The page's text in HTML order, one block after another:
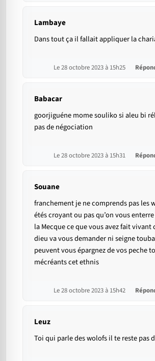
Lambaye
Dans tout ça il fallait appliquer la
Le 28 octobre 2023 à 15h25
Babacar
goorjiguéne mome souliko si aleu bi
pas de négociation
Le 28 octobre 2023 à 15h31
Souane
franchement je ne comprends pas les
étés croyant ou pas qu’on vous
la Mecque ce que vous avez fait vivant
dieu va vous demander ni seigne
peuvent vous épargnez de vos peche
mécréants cet ethnis
Le 28 octobre 2023 à 15h42
Leuz
Toi qui parle des wolofs il te reste pas